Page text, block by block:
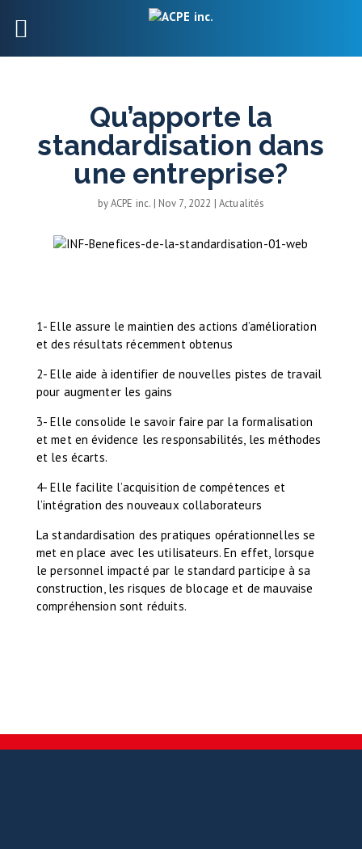
Qu’apporte la
standardisation dans
une entreprise?
byACPE inc. | Nov 7, 2022 | Actualités
1- Elle assure le maintien des actions d’amélioration
et des résultats récemment obtenus
2- Elle aide à identifier de nouvelles pistes de travail
pour augmenter les gains
3- Elle consolide le savoir faire par la formalisation
et met en évidence les responsabilités, les méthodes
et les écarts.
4- Elle facilite l’acquisition de compétences et
l’intégration des nouveaux collaborateurs
La standardisation des pratiques opérationnelles se
met en place avec les utilisateurs. En effet, lorsque
le personnel impacté par le standard participe à sa
construction, les risques de blocage et de mauvaise
compréhension sont réduits.